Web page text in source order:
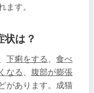
ます。
状は？
下痢をする 、食べ
なる 、 腹部が膨張
があります。成猫